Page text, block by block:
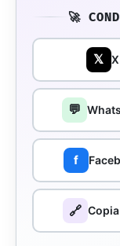
🚀
𝕏 X
💬
f
🔗